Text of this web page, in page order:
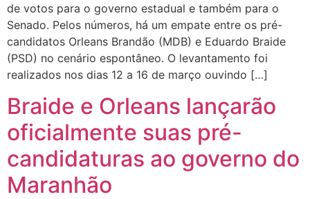
de votos para o governo estadual e também para o
Senado. Pelos números, há um empate entre os pré-
candidatos Orleans Brandão (MDB) e Eduardo Braide
(PSD) no cenário espontâneo. O levantamento foi
realizados nos dias 12 a 16 de março ouvindo […]
Braide e Orleans lançarão
oficialmente suas pré-
candidaturas ao governo do
Maranhão